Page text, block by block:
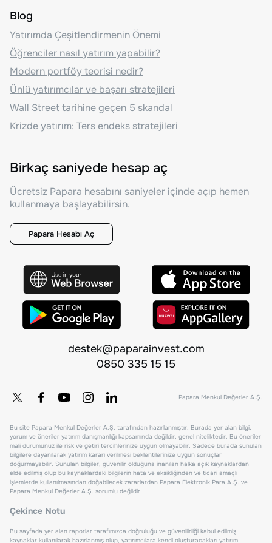
Blog
Yatırımda Çeşitlendirmenin Önemi
Öğrenciler nasıl yatırım yapabilir?
Modern portföy teorisi nedir?
Ünlü yatırımcılar ve başarı stratejileri
Wall Street tarihine geçen 5 skandal
Krizde yatırım: Ters endeks stratejileri
Birkaç saniyede hesap aç
Ücretsiz Papara hesabını saniyeler içinde açıp hemen
kullanmaya başlayabilirsin.
Papara Hesabı Aç
destek@paparainvest.com
0850 335 15 15
Papara Menkul Değerler A.Ş.
Bu site Papara Menkul Değerler A.Ş. tarafından hazırlanmıştır. Burada yer alan bilgi,
yorum ve öneriler yatırım danışmanlığı kapsamında değildir, genel niteliktedir. Bu öneriler
mali durumunuz ile risk ve getiri tercihlerinize uygun olmayabilir. Sadece burada sunulan
bilgilere dayanılarak yatırım kararı verilmesi beklentilerinize uygun sonuçlar
doğurmayabilir. Sunulan bilgiler, güvenilir olduğuna inanılan halka açık kaynaklardan
elde edilmiş olup bu kaynaklardaki bilgilerin hata ve eksikliğinden ve ticari amaçlı
işlemlerde kullanılmasından doğabilecek zararlardan Papara Elektronik Para A.Ş. ve
Papara Menkul Değerler A.Ş. sorumlu değildir.
Çekince Notu
Bu sayfada yer alan raporlar tarafımızca doğruluğu ve güvenilirliği kabul edilmiş
kaynaklar kullanılarak hazırlanmış olup, yatırımcılara kendi oluşturacakları yatırım